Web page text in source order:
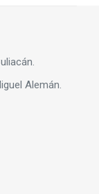
Alemán.